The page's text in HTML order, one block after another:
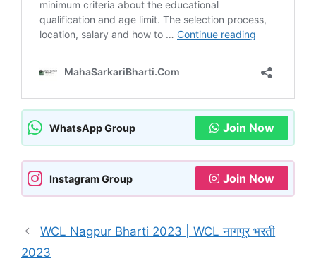
WhatsApp Group Join Now
Instagram Group Join Now
WCL Nagpur Bharti 2023 | WCL नागपूर भरती
2023